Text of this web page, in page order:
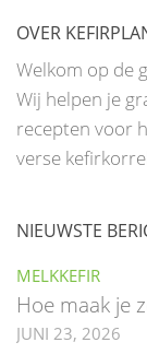
OVER
Welkom op de
Wij helpen je
recepten voor
verse
NIEUWSTE
MELKKEFIR
Hoe maak je
JUNI 23, 2026